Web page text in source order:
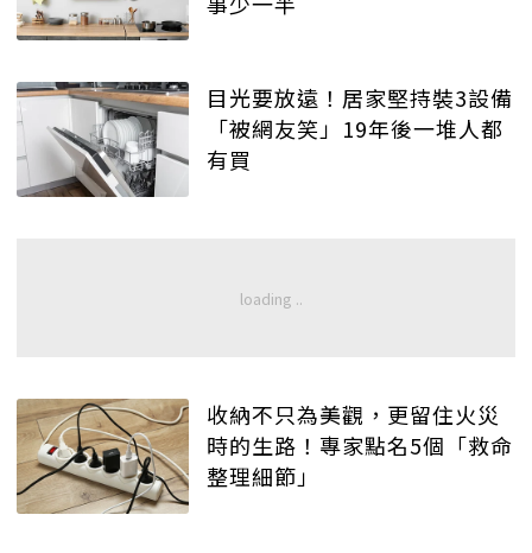
目光要放遠！居家堅持裝3設備
「被網友笑」19年後一堆人都
有買
收納不只為美觀，更留住火災
時的生路！專家點名5個「救命
整理細節」